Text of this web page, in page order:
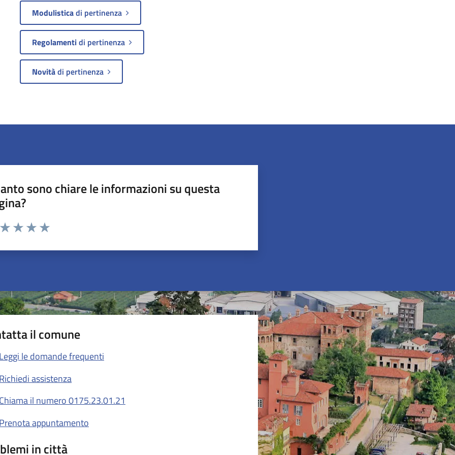
Modulisticadi pertinenza
Regolamentidi pertinenza
Novitàdi pertinenza
sono chiare le informazioni su questa
da 1 a 5 stelle la pagina
il comune
Leggi le domande frequenti
Richiedi assistenza
Chiama il numero 0175.23.01.21
Prenota appuntamento
in città